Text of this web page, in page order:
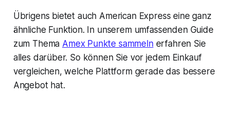
Übrigens bietet auch American Express eine ganz
ähnliche Funktion. In unserem umfassenden Guide
zum Thema Amex Punkte sammelnerfahren Sie
alles darüber. So können Sie vor jedem Einkauf
vergleichen, welche Plattform gerade das bessere
Angebot hat.